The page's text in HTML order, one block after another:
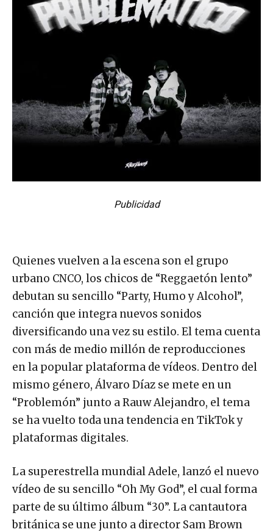
Publicidad
Quienes vuelven a la escena son el grupo
urbano CNCO, los chicos de “Reggaetón lento”
debutan su sencillo “Party, Humo y Alcohol”,
canción que integra nuevos sonidos
diversificando una vez su estilo. El tema cuenta
con más de medio millón de reproducciones
en la popular plataforma de vídeos. Dentro del
mismo género, Álvaro Díaz se mete en un
“Problemón” junto a Rauw Alejandro, el tema
se ha vuelto toda una tendencia en TikTok y
plataformas digitales.
La superestrella mundial Adele, lanzó el nuevo
vídeo de su sencillo “Oh My God”, el cual forma
parte de su último álbum “30”. La cantautora
británica se une junto a director Sam Brown